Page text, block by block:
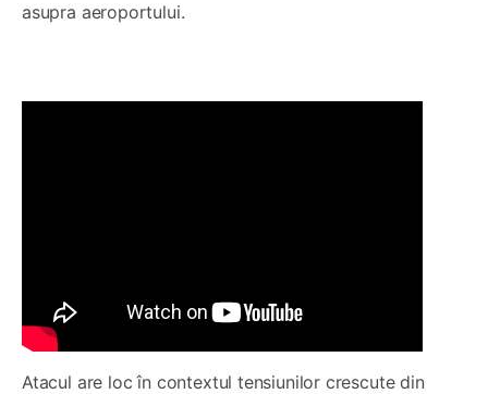
asupra aeroportului.
Atacul are loc în contextul tensiunilor crescute din